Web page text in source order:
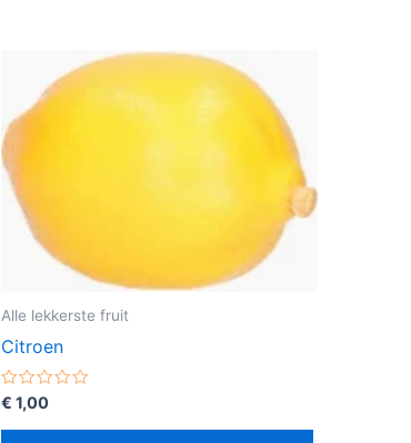
Alle lekkerste fruit
Citroen
Gewaardeerd
uit
€ 1,00